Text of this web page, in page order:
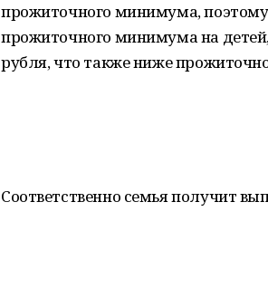
прожиточного минимума, поэтому
прожиточного минимума на
рубля, что также ниже
Соответственно семья получит